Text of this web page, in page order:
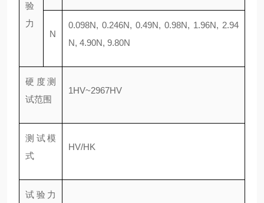
验
力
N
0.098N, 0.246N, 0.49N, 0.98N, 1.96N, 2.94
N, 4.90N, 9.80N
硬度测
试范围
1HV~2967HV
测试模
式
HV/HK
试验力